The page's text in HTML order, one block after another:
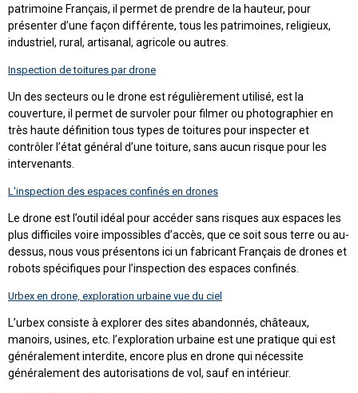
patrimoine Français, il permet de prendre de la hauteur, pour
présenter d’une façon différente, tous les patrimoines, religieux,
industriel, rural, artisanal, agricole ou autres.
Inspection de toitures par drone
Un des secteurs ou le drone est régulièrement utilisé, est la
couverture, il permet de survoler pour filmer ou photographier en
très haute définition tous types de toitures pour inspecter et
contrôler l’état général d’une toiture, sans aucun risque pour les
intervenants.
L'inspection des espaces confinés en drones
Le drone est l’outil idéal pour accéder sans risques aux espaces les
plus difficiles voire impossibles d’accès, que ce soit sous terre ou au-
dessus, nous vous présentons ici un fabricant Français de drones et
robots spécifiques pour l’inspection des espaces confinés.
Urbex en drone, exploration urbaine vue du ciel
L’urbex consiste à explorer des sites abandonnés, châteaux,
manoirs, usines, etc. l’exploration urbaine est une pratique qui est
généralement interdite, encore plus en drone qui nécessite
généralement des autorisations de vol, sauf en intérieur.